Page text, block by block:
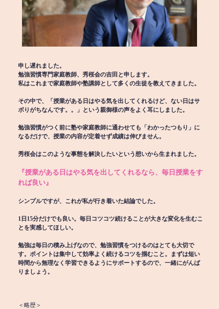
申し遅れました。
勉強習慣専門家庭教師、秀桜会の吉田と申します。
私はこれまで家庭教師や塾講師として多くの生徒を教えてきました。
その中で、「授業がある日はやる気を出してくれるけど、ない日はサ
ボりがちなんです。。」という親御様の声をよく耳にしました。
勉強習慣がつく前に塾や家庭教師に通わせても「わかったつもり」に
なるだけで、授業の内容が定着せず成績は伸びません。
秀桜会はこのような事態を解決したいという想いから生まれました。
『授業がある日はやる気を出してくれるなら、毎日授業をす
れば良い』
シンプルですが、これが私が行き着いた結論でした。
1日15分だけでも良い。毎日コツコツ続けることが大きな変化を生むこ
とを実感してほしい。
勉強は毎日の積み上げなので、勉強習慣をつけるのはとても大切で
す。ポイントは集中して効率よく続けるコツを掴むこと。まずは短い
時間から無理なく学習できるようにサポートするので、一緒にがんば
りましょう。
＜略歴＞